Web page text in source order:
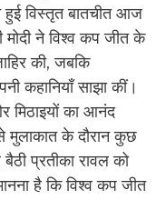
हुई विस्तृत बातचीत आज
ने विश्व कप जीत के
की, जबकि
कहानियाँ साझा कीं।
मिठाइयों का आनंद
मुलाकात के दौरान कुछ
प्रतीका रावल को
​​है कि विश्व कप जीत